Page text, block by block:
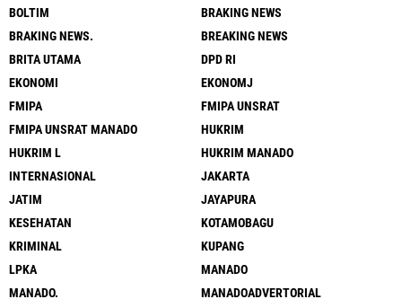
BOLTIM
BRAKING NEWS
BRAKING NEWS.
BREAKING NEWS
BRITA UTAMA
DPD RI
EKONOMI
EKONOMJ
FMIPA
FMIPA UNSRAT
FMIPA UNSRAT MANADO
HUKRIM
HUKRIM L
HUKRIM MANADO
INTERNASIONAL
JAKARTA
JATIM
JAYAPURA
KESEHATAN
KOTAMOBAGU
KRIMINAL
KUPANG
LPKA
MANADO
MANADO.
MANADOADVERTORIAL